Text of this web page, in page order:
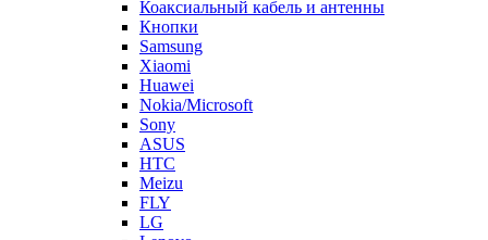
Кнопки
Samsung
Xiaomi
Huawei
Nokia/Microsoft
Sony
ASUS
HTC
Meizu
FLY
LG
Lenovo